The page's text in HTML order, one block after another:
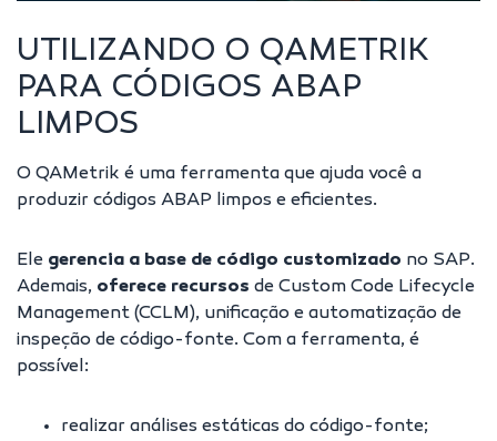
UTILIZANDO O QAMETRIK
PARA CÓDIGOS ABAP
LIMPOS
O QAMetrik é uma ferramenta que ajuda você a
produzir códigos ABAP limpos e eficientes.
Ele gerencia a base de código customizado no SAP.
Ademais, oferece recursos de Custom Code Lifecycle
Management (CCLM), unificação e automatização de
inspeção de código-fonte. Com a ferramenta, é
possível:
realizar análises estáticas do código-fonte;